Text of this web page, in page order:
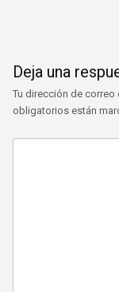
Deja una
Tu dirección de
obligatorios están